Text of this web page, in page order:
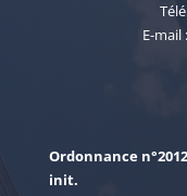
E-
Ordonnance
init.